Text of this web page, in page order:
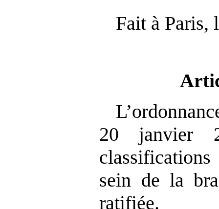
Fait à Paris,
20 janvier
sein de la
ratifiée.